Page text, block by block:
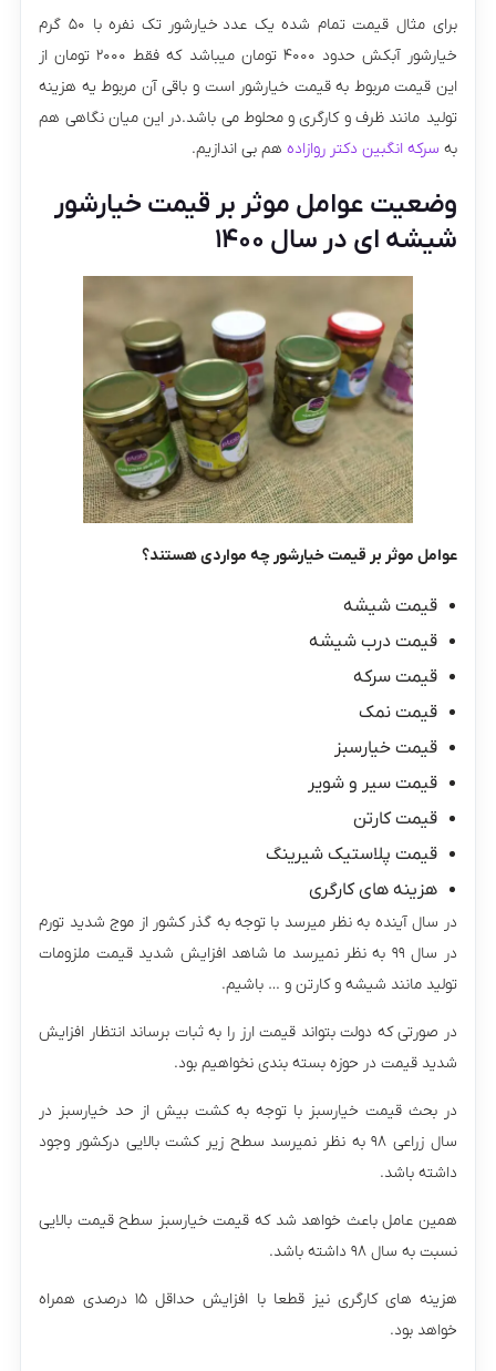
برای مثال قیمت تمام شده یک عدد خیارشور تک نفره با ۵۰ گرم
خیارشور آبکش حدود ۴۰۰۰ تومان میباشد که فقط ۲۰۰۰ تومان از
این قیمت مربوط به قیمت خیارشور است و باقی آن مربوط یه هزینه
تولید مانند ظرف و کارگری و محلوط می باشد.در این میان نگاهی هم
به سرکه انگبین دکتر روازاده هم بی اندازیم.
وضعیت عوامل موثر بر قیمت خیارشور
شیشه ای در سال ۱۴۰۰
عوامل موثر بر قیمت خیارشور چه مواردی هستند؟
قیمت شیشه
قیمت درب شیشه
قیمت سرکه
قیمت نمک
قیمت خیارسبز
قیمت سیر و شویر
قیمت کارتن
قیمت پلاستیک شیرینگ
هزینه های کارگری
در سال آینده به نظر میرسد با توجه به گذر کشور از موج شدید تورم
در سال ۹۹ به نظر نمیرسد ما شاهد افزایش شدید قیمت ملزومات
تولید مانند شیشه و کارتن و … باشیم.
در صورتی که دولت بتواند قیمت ارز را به ثبات برساند انتظار افزایش
شدید قیمت در حوزه بسته بندی نخواهیم بود.
در بحث قیمت خیارسبز با توجه به کشت بیش از حد خیارسبز در
سال زراعی ۹۸ به نظر نمیرسد سطح زیر کشت بالایی درکشور وجود
داشته باشد.
همین عامل باعث خواهد شد که قیمت خیارسبز سطح قیمت بالایی
نسبت به سال ۹۸ داشته باشد.
هزینه های کارگری نیز قطعا با افزایش حداقل ۱۵ درصدی همراه
خواهد بود.